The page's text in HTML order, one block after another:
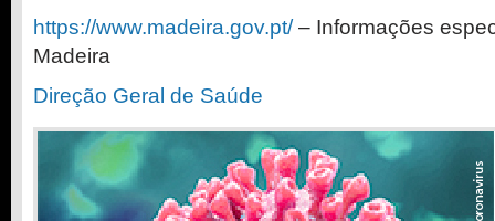
https://www.madeira.gov.pt/– Informações
Madeira
Direção Geral de Saúde